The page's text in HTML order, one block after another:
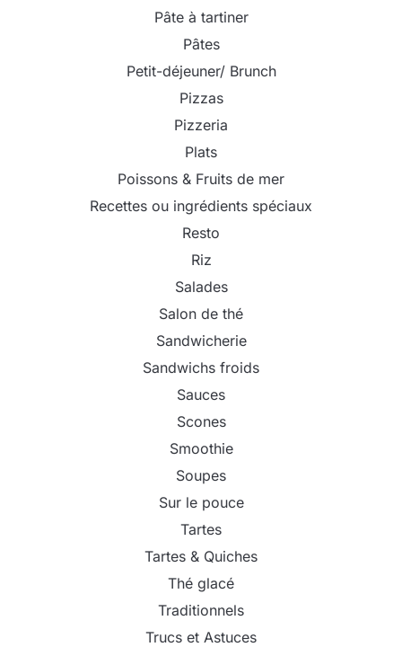
Pâte à tartiner
Pâtes
Petit-déjeuner/ Brunch
Pizzas
Pizzeria
Plats
Poissons & Fruits de mer
Recettes ou ingrédients spéciaux
Resto
Riz
Salades
Salon de thé
Sandwicherie
Sandwichs froids
Sauces
Scones
Smoothie
Soupes
Sur le pouce
Tartes
Tartes & Quiches
Thé glacé
Traditionnels
Trucs et Astuces